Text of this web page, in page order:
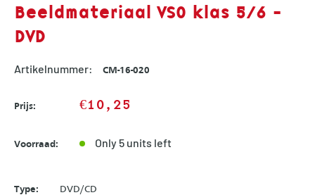
Beeldmateriaal VSO klas 5/6 -
DVD
Artikelnummer: CM-16-020
Prijs: Sale
price
€10,25
Voorraad: Only 5 units left
Type: DVD/CD